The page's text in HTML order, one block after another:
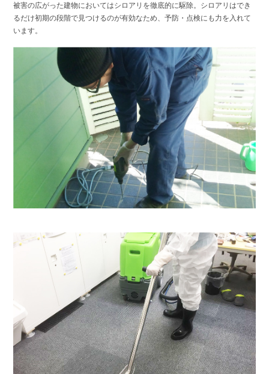
被害の広がった建物においてはシロアリを徹底的に駆除。シロアリはでき
るだけ初期の段階で見つけるのが有効なため、予防・点検にも力を入れて
います。